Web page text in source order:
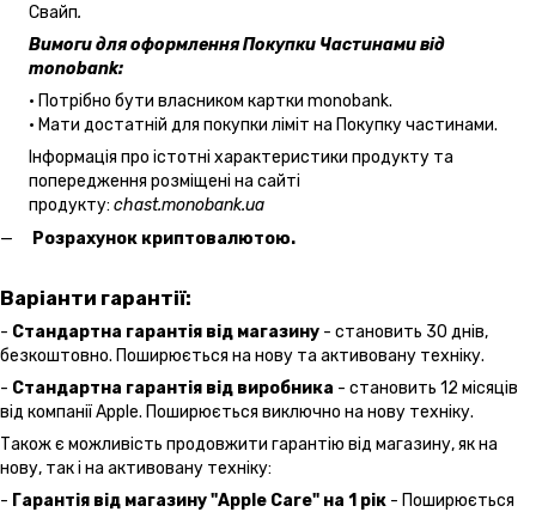
Cвайп.
Вимоги для оформлення Покупки Частинами від
monobank:
• Потрібно бути власником картки monobank.
• Мати достатній для покупки ліміт на Покупку частинами.
Інформація про істотні характеристики продукту та
попередження розміщені на сайті
продукту: chast.monobank.ua
Розрахунок криптовалютою.
Варіанти гарантії:
- Стандартна гарантія від магазину - становить 30 днів,
безкоштовно. Поширюється на нову та активовану техніку.
- Стандартна гарантія від виробника - становить 12 місяців
від компанії Apple. Поширюється виключно на нову техніку.
Також є можливість продовжити гарантію від магазину, як на
нову, так і на активовану техніку:
- Гарантія від магазину "Apple Care" на 1 рік - Поширюється